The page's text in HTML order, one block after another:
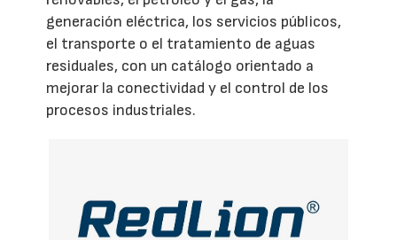
generación eléctrica, los servicios públicos,
el transporte o el tratamiento de aguas
residuales, con un catálogo orientado a
mejorar la conectividad y el control de los
procesos industriales.